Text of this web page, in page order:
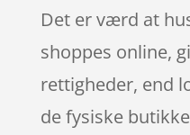
Det er værd at
shoppes online,
rettigheder, end
de fysiske